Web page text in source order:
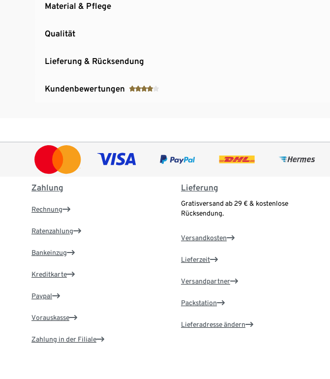
Material & Pflege
Qualität
Lieferung & Rücksendung
Kundenbewertungen
Zahlung
Rechnung
Ratenzahlung
Bankeinzug
Kreditkarte
Paypal
Vorauskasse
Zahlung in der Filiale
Lieferung
Gratisversand ab 29 € & kostenlose
Rücksendung.
Versandkosten
Lieferzeit
Versandpartner
Packstation
Lieferadresse ändern